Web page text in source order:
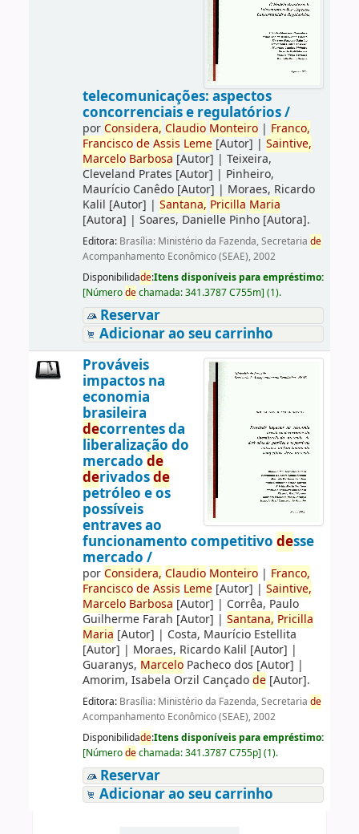
telecomunicações: aspectos
concorrenciais e regulatórios /
porConsidera, Claudio Monteiro| Franco,
Francisco de Assis Leme[Autor] | Saintive,
Marcelo Barbosa [Autor] | Teixeira,
Cleveland Prates [Autor] | Pinheiro,
Maurício Canêdo[Autor] | Moraes, Ricardo
Kalil [Autor] | Santana, Pricilla Maria
[Autora] | Soares, Danielle Pinho[Autora].
Editora: Brasília: Ministério da Fazenda, Secretaria de
Acompanhamento Econômico (SEAE), 2002
Disponibilidade:Itens disponíveis para empréstimo:
[Númerodechamada:341.3787 C755m] (1).
Reservar
Adicionar ao seu carrinho
Prováveis
impactos na
economia
brasileira
decorrentes da
liberalização do
mercado de
derivadosde
petróleo e os
possíveis
entraves ao
funcionamento competitivo desse
mercado /
porConsidera, Claudio Monteiro| Franco,
Francisco de Assis Leme[Autor] | Saintive,
Marcelo Barbosa [Autor] | Corrêa, Paulo
Guilherme Farah [Autor] | Santana, Pricilla
Maria [Autor] | Costa, Maurício Estellita
[Autor] | Moraes, Ricardo Kalil [Autor] |
Guaranys, MarceloPacheco dos [Autor] |
Amorim, Isabela Orzil Cançadode[Autor].
Editora: Brasília: Ministério da Fazenda, Secretaria de
Acompanhamento Econômico (SEAE), 2002
Disponibilidade:Itens disponíveis para empréstimo:
[Númerodechamada:341.3787 C755p] (1).
Reservar
Adicionar ao seu carrinho